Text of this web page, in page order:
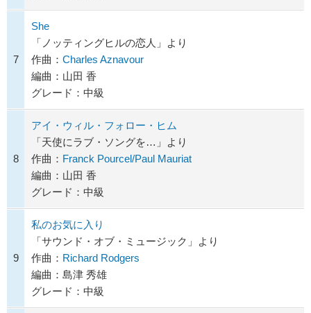
7
She
「ノッティングヒルの恋人」より
作曲： Charles Aznavour
編曲：山田 香
グレード：中級
8
アイ・ウィル・フォロー・ヒム
「天使にラブ・ソングを…」より
作曲： Franck Pourcel/Paul Mauriat
編曲：山田 香
グレード：中級
9
私のお気に入り
「サウンド・オブ・ミュージック」より
作曲： Richard Rodgers
編曲：島津 秀雄
グレード：中級